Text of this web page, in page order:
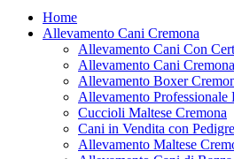
Home
Allevamento Cani Cremona
Allevamento Cani Con
Allevamento Cani Cremona
Allevamento Boxer
Allevamento Professionale
Cuccioli Maltese Cremona
Cani in Vendita con
Allevamento Maltese